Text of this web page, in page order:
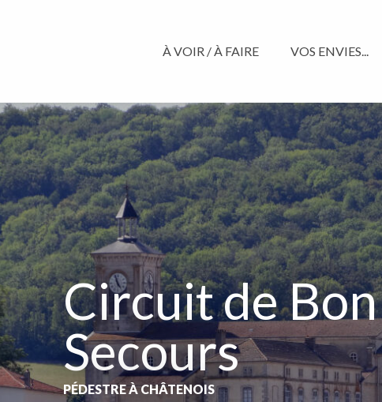
À VOIR / À FAIRE VOS ENVIES...
Circuit de Bon
Secours
PÉDESTREÀ CHÂTENOIS